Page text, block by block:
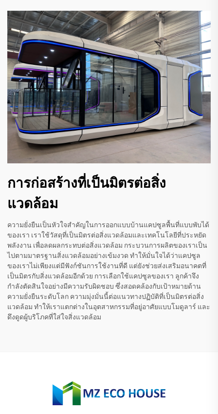
การก่อสร้างที่เป็นมิตรต่อสิ่ง
แวดล้อม
ความยั่งยืนเป็นหัวใจสำคัญในการออกแบบบ้านแคปซูลพื้นที่แบบพับได้
ของเรา เราใช้วัสดุที่เป็นมิตรต่อสิ่งแวดล้อมและเทคโนโลยีที่ประหยัด
พลังงาน เพื่อลดผลกระทบต่อสิ่งแวดล้อม กระบวนการผลิตของเราเป็น
ไปตามมาตรฐานสิ่งแวดล้อมอย่างเข้มงวด ทำให้มั่นใจได้ว่าแคปซูล
ของเราไม่เพียงแต่มีฟังก์ชันการใช้งานที่ดี แต่ยังช่วยส่งเสริมอนาคตที่
เป็นมิตรกับสิ่งแวดล้อมอีกด้วย การเลือกใช้แคปซูลของเรา ลูกค้าจึง
กำลังตัดสินใจอย่างมีความรับผิดชอบ ซึ่งสอดคล้องกับเป้าหมายด้าน
ความยั่งยืนระดับโลก ความมุ่งมั่นนี้ต่อแนวทางปฏิบัติที่เป็นมิตรต่อสิ่ง
แวดล้อม ทำให้เราแตกต่างในอุตสาหกรรมที่อยู่อาศัยแบบโมดูลาร์ และ
ดึงดูดผู้บริโภคที่ใส่ใจสิ่งแวดล้อม